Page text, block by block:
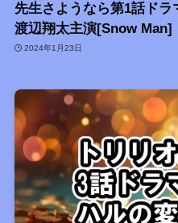
先生さようなら第1話ド
渡辺翔太主演[Snow Man]
2024年1月23日